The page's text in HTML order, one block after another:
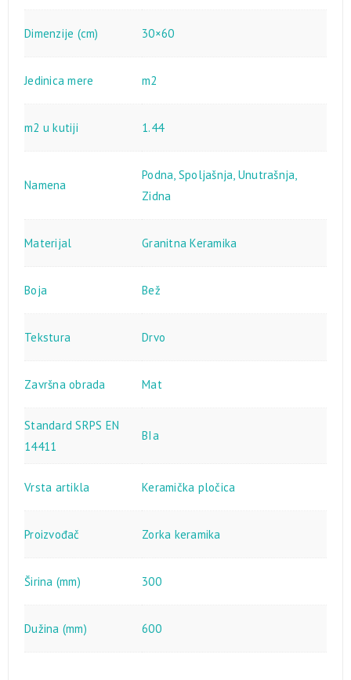
Dimenzije (cm) 30×60
Jedinica mere m2
m2 u kutiji 1.44
Namena
Podna, Spoljašnja, Unutrašnja,
Zidna
Materijal Granitna Keramika
Boja Bež
Tekstura Drvo
Završna obrada Mat
Standard SRPS EN
14411
BIa
Vrsta artikla Keramička pločica
Proizvođač Zorka keramika
Širina (mm) 300
Dužina (mm) 600